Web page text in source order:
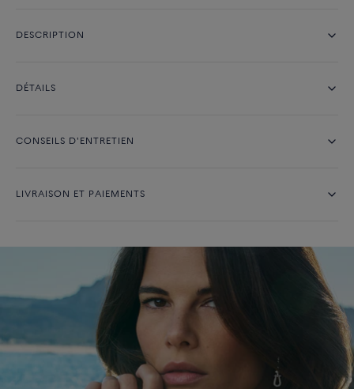
DESCRIPTION
DÉTAILS
CONSEILS D'ENTRETIEN
LIVRAISON ET PAIEMENTS